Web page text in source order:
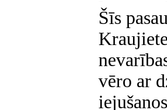
Šīs
vēro ar